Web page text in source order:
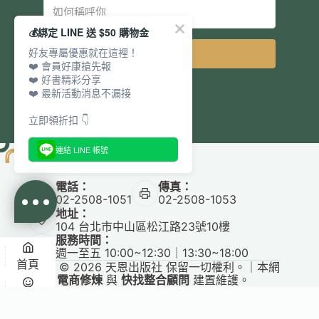
電話：
02-2508-1051
傳真：
02-2508-1053
地址：
104 台北市中山區松江路23號10樓
服務時間：
週一至五 10:00~12:30｜13:30~18:00
Copyright © 2026 天恩出版社 保留一切權利。｜本網
站由 電商修煉與快找整合顧問 建置維護。
首頁
💰綁定 LINE 送 $50 購物金
好友專屬優惠就在這裡！
❤️ 會員好康搶先報
❤️ 好書精彩分享
❤️ 最新活動消息不漏接
立即領折扣 👇
連結 LINE 帳號